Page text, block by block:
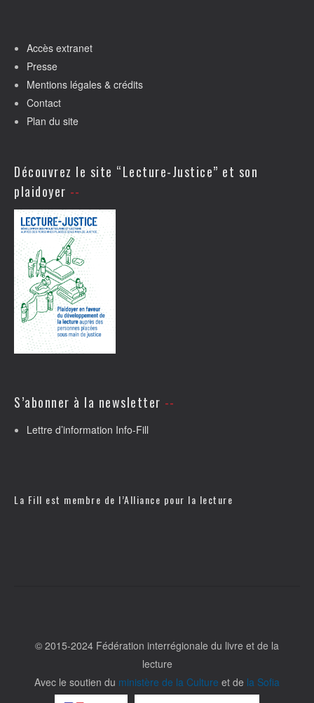
Accès extranet
Presse
Mentions légales & crédits
Contact
Plan du site
Découvrez le site “Lecture-Justice” et son
plaidoyer
S’abonner à la newsletter
Lettre d’information Info-Fill
La Fill est membre de l’Alliance pour la lecture
© 2015-2024 Fédération interrégionale du livre et de la
lecture
Avec le soutien du ministère de la Culture et de la Sofia